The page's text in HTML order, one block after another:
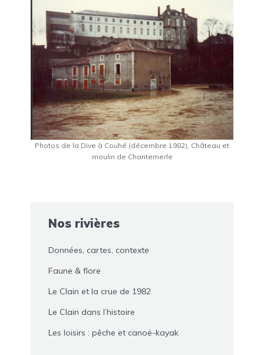
Photos de la Dive à Couhé (décembre 1982), Château et
moulin de Chantemerle
Nos rivières
Données, cartes, contexte
Faune & flore
Le Clain et la crue de 1982
Le Clain dans l’histoire
Les loisirs : pêche et canoë-kayak